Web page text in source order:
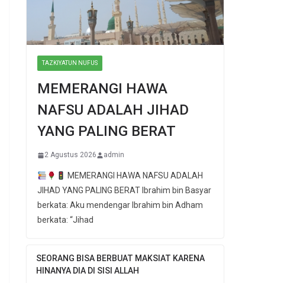
TAZKIYATUN NUFUS
MEMERANGI HAWA
NAFSU ADALAH JIHAD
YANG PALING BERAT
2 Agustus 2026 admin
MEMERANGI HAWA NAFSU ADALAH
JIHAD YANG PALING BERAT Ibrahim bin Basyar
berkata: Aku mendengar Ibrahim bin Adham
berkata: “Jihad
SEORANG BISA BERBUAT MAKSIAT KARENA
HINANYA DIA DI SISI ALLAH